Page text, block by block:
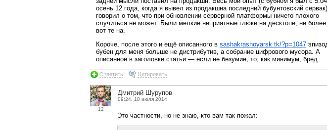
осень 12 года, когда я вывел из продакшна последний бубунтовский сервак)
говорил о том, что при обновлении серверной платформы ничего плохого
случиться не может. Были мелкие неприятные глюки на десктопе, не
вот те на.
Короче, после этого и ещё описанного в sashakrasnoyarsk.tk/?p=1047
бубен для меня больше не дистрибутив, а собрание цифрового мусора. А
описанное в заголовке статьи — если не безумие, то, как минимум, бред.
Ответить Цитировать
12
Дмитрий Шурупов
09:24, 18 июля 2014
Это частности, но не знаю, кто вам так пожал: